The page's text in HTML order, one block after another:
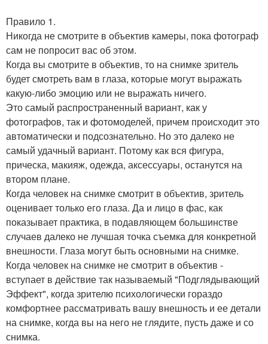
Правило 1.
Никогда не смотрите в объектив камеры, пока фотограф
сам не попросит вас об этом.
Когда вы смотрите в объектив, то на снимке зритель
будет смотреть вам в глаза, которые могут выражать
какую-либо эмоцию или не выражать ничего.
Это самый распространенный вариант, как у
фотографов, так и фотомоделей, причем происходит это
автоматически и подсознательно. Но это далеко не
самый удачный вариант. Потому как вся фигура,
прическа, макияж, одежда, аксессуары, останутся на
втором плане.
Когда человек на снимке смотрит в объектив, зритель
оценивает только его глаза. Да и лицо в фас, как
показывает практика, в подавляющем большинстве
случаев далеко не лучшая точка съемка для конкретной
внешности. Глаза могут быть основными на снимке.
Когда человек на снимке не смотрит в объектив -
вступает в действие так называемый "Подглядывающий
Эффект", когда зрителю психологически гораздо
комфортнее рассматривать вашу внешность и ее детали
на снимке, когда вы на него не глядите, пусть даже и со
снимка.